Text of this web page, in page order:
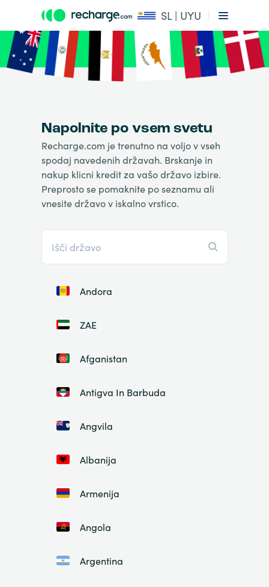
SL | UYU
Napolnite po vsem svetu
Recharge.com je trenutno na voljo v vseh
spodaj navedenih državah. Brskanje in
nakup klicni kredit za vašo državo izbire.
Preprosto se pomaknite po seznamu ali
vnesite državo v iskalno vrstico.
Andora
ZAE
Afganistan
Antigva In Barbuda
Angvila
Albanija
Armenija
Angola
Argentina